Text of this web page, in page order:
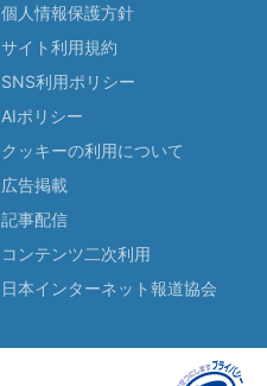
個人情報保護方針
サイト利用規約
SNS利用ポリシー
AIポリシー
クッキーの利用について
広告掲載
記事配信
コンテンツ二次利用
日本インターネット報道協会